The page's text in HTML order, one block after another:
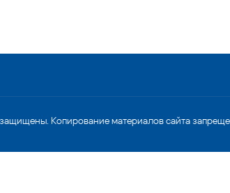
Копирование материалов сайта